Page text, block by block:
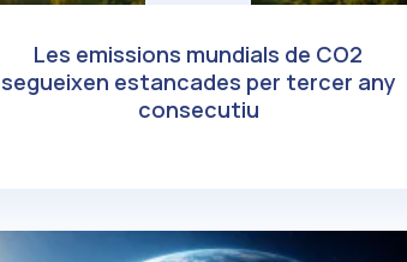
Les emissions mundials de CO2
segueixen estancades per tercer any
consecutiu